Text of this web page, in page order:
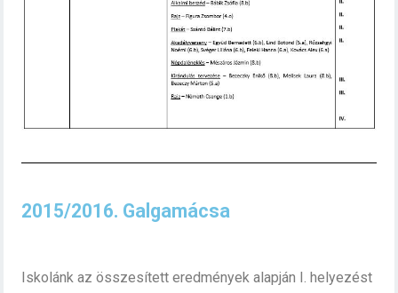
2015/2016. Galgamácsa
Iskolánk az összesített eredmények alapján I. helyezést